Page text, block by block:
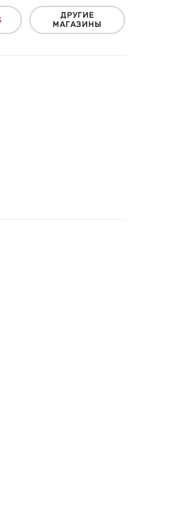
ДРУГИЕ
МАГАЗИНЫ